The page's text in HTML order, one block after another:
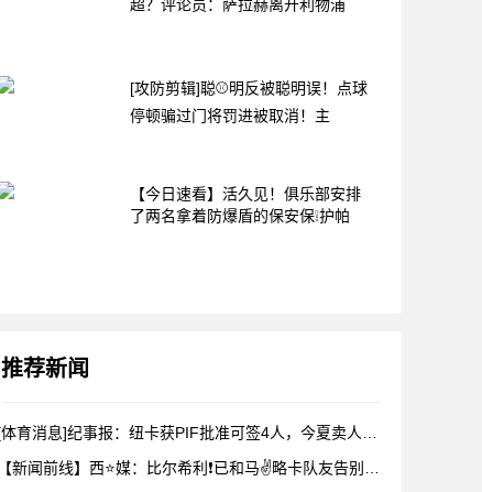
超？评论员：萨拉赫离开利物浦
[攻防剪辑]聪⚾明反被聪明误！点球
停顿骗过门将罚进被取消！主
【今日速看】活久见！俱乐部安排
了两名拿着防爆盾的保安保❕护帕
推荐新闻